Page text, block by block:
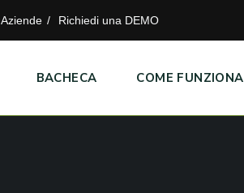
Aziende Richiedi una DEMO
BACHECA COME FUNZIONA